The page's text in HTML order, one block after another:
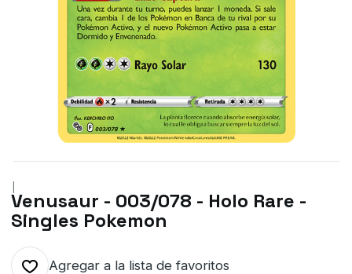
|
Venusaur - 003/078 - Holo Rare -
Singles Pokemon
Agregar a la lista de favoritos